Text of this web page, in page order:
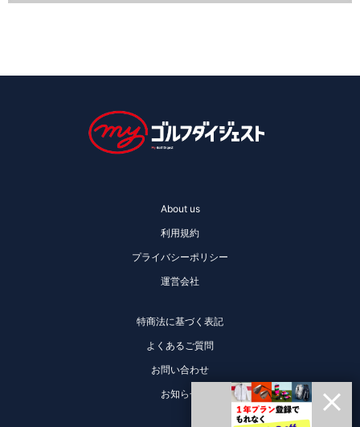
About us
利用規約
プライバシーポリシー
運営会社
特商法に基づく表記
よくあるご質問
お問い合わせ
お知らせ